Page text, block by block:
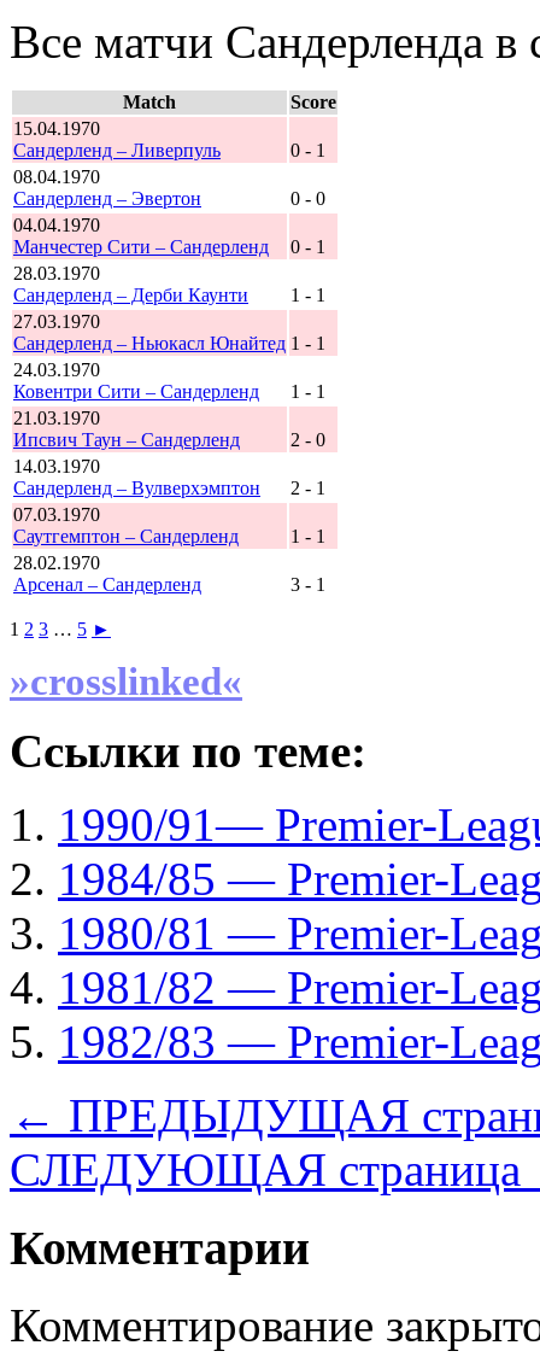
Все матчи Сандерленда в
Match
Score
15.04.1970
Сандерленд – Ливерпуль
0 - 1
08.04.1970
Сандерленд – Эвертон
0 - 0
04.04.1970
Манчестер Сити – Сандерленд
0 - 1
28.03.1970
Сандерленд – Дерби Каунти
1 - 1
27.03.1970
Сандерленд – Ньюкасл Юнайтед 1 - 1
24.03.1970
Ковентри Сити – Сандерленд
1 - 1
21.03.1970
Ипсвич Таун – Сандерленд
2 - 0
14.03.1970
Сандерленд – Вулверхэмптон
2 - 1
07.03.1970
Саутгемптон – Сандерленд
1 - 1
28.02.1970
Арсенал – Сандерленд
3 - 1
1 2 3 … 5 ►
»crosslinked«
Ссылки по теме:
1990/91— Рremier-
1984/85 — Рremier-
1980/81 — Рremier-
1981/82 — Рremier-
1982/83 — Рremier-
← ПРЕДЫДУЩАЯ
СЛЕДУЮЩАЯ
Комментарии
Комментирование